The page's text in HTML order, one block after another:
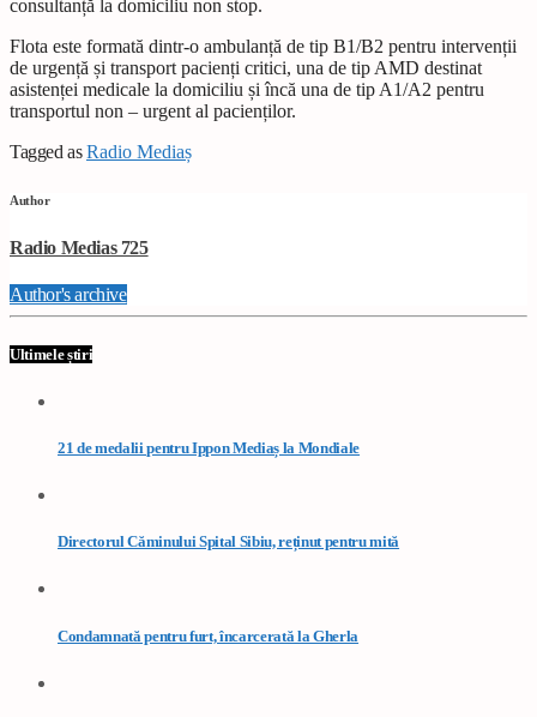
consultanță la domiciliu non stop.
Flota este formată dintr-o ambulanță de tip B1/B2 pentru intervenții
de urgență și transport pacienți critici, una de tip AMD destinat
asistenței medicale la domiciliu și încă una de tip A1/A2 pentru
transportul non – urgent al pacienților.
Tagged asRadio Mediaș
Author
Radio Medias 725
Author's archive
Ultimele știri
21 de medalii pentru Ippon Mediaș la Mondiale
Directorul Căminului Spital Sibiu, reținut pentru mită
Condamnată pentru furt, încarcerată la Gherla